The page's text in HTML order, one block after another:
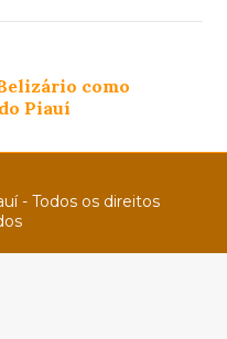
como
Piauí
- Todos os direitos